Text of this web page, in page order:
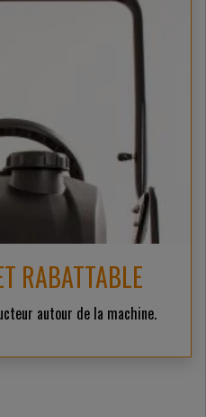
RABATTABLE
autour de la machine.